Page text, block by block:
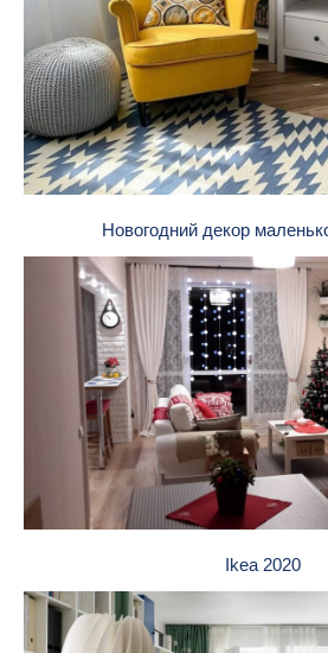
Новогодний декор
Ikea 2020